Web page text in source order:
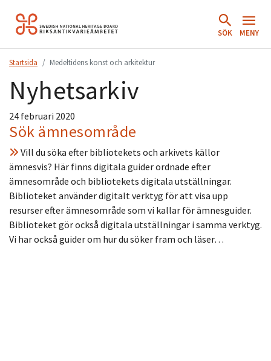
Hoppa
till
SÖK MENY
Startsida Medeltidens konst och arkitektur
Nyhetsarkiv
24 februari 2020
Sök ämnesområde
Vill du söka efter bibliotekets och arkivets källor
ämnesvis? Här finns digitala guider ordnade efter
ämnesområde och bibliotekets digitala utställningar.
Biblioteket använder digitalt verktyg för att visa upp
resurser efter ämnesområde som vi kallar för ämnesguider.
Biblioteket gör också digitala utställningar i samma verktyg.
Vi har också guider om hur du söker fram och läser…